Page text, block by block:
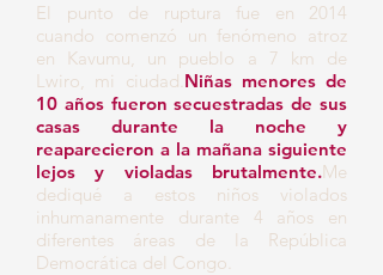
El punto de ruptura fue en 2014
cuando comenzó un fenómeno atroz
en Kavumu, un pueblo a 7 km de
Lwiro, mi ciudad.Niñas menores de
10 años fueron secuestradas de sus
casas durante la noche y
reaparecieron a la mañana siguiente
lejos y violadas brutalmente.Me
dediqué a estos niños violados
inhumanamente durante 4 años en
diferentes áreas de la República
Democrática del Congo.